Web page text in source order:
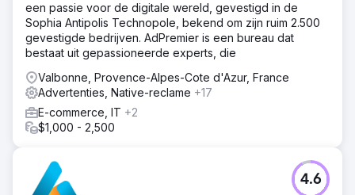
een passie voor de digitale wereld, gevestigd in de
Sophia Antipolis Technopole, bekend om zijn ruim 2.500
gevestigde bedrijven. AdPremier is een bureau dat
bestaat uit gepassioneerde experts, die
Valbonne, Provence-Alpes-Cote d'Azur, France
Advertenties, Native-reclame +17
E-commerce, IT +2
$1,000 - 2,500
4.6